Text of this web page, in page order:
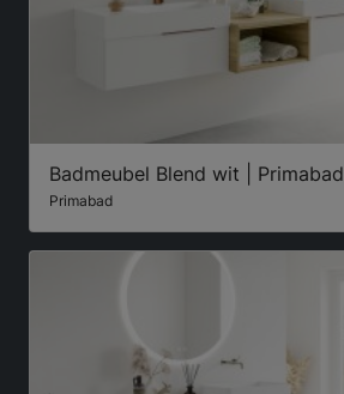
Badmeubel Blend wit | Primabad
Primabad